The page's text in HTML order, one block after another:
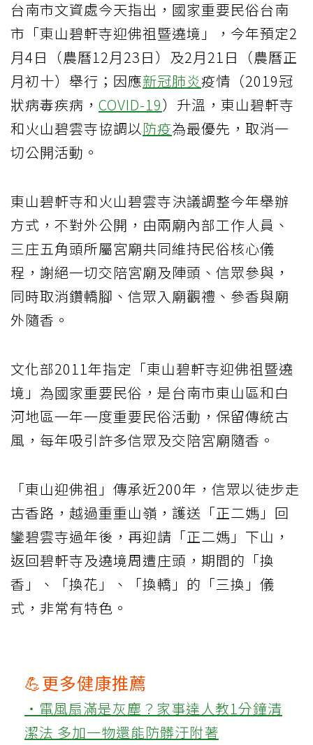
台南市文資處今天指出，國家重要民俗台南
市「東山碧軒寺迎佛祖暨遶境」，今年預定2
月4日（農曆12月23日）及2月21日（農曆正
月初十）舉行；因應新冠肺炎疫情（2019冠
狀病毒疾病， COVID-19）升溫，東山碧軒寺
和火山碧雲寺協調以防疫為最優先，取消一
切公開活動。
東山碧軒寺和火山碧雲寺決議調整今年舉辦
方式，不對外公開，由兩廟內部工作人員、
三庄五角頭所屬宮廟共同維持民俗核心儀
程，謝絕一切交陪宮廟及陣頭、信眾參與，
同時取消鑽轎腳、信眾入廟觀禮、參香與廟
外隨香。
文化部2011年指定「東山碧軒寺迎佛祖暨遶
境」為國家重要民俗，是台南市東山區和白
河地區一年一度重要民俗活動，保留傳統古
風，每年吸引許多信眾及交陪宮廟隨香。
「東山迎佛祖」傳承近200年，信眾以徒步走
古香路，越過重重山嶺，護送「正二媽」回
鑾碧雲寺過年後，再迎請「正二媽」下山，
返回碧軒寺及遶境周遭庄頭，期間的「換
香」、「換花」、「換轎」的「三換」儀
式，非常有特色。
💪更多健康推薦
‧電風扇滿是灰塵？家事達人教1分鐘清
潔法 多加一物還能防髒汙附著